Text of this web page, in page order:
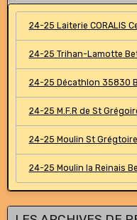
24-25 Laiterie CORALIS
24-25 Trihan-Lamotte
24-25 Décathlon 35830
24-25 M.F.R de St
24-25 Moulin St Grégtoire
24-25 Moulin la Reinais